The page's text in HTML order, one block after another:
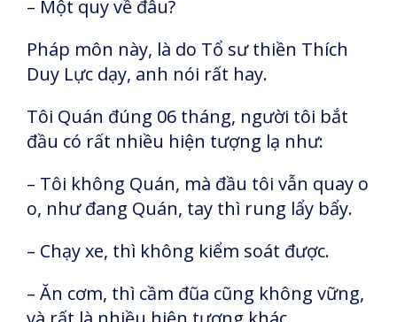
– Một quy về đâu?
Pháp môn này, là do Tổ sư thiền Thích
Duy Lực dạy, anh nói rất hay.
Tôi Quán đúng 06 tháng, người tôi bắt
đầu có rất nhiều hiện tượng lạ như:
– Tôi không Quán, mà đầu tôi vẫn quay o
o, như đang Quán, tay thì rung lẩy bẩy.
– Chạy xe, thì không kiểm soát được.
– Ăn cơm, thì cầm đũa cũng không vững,